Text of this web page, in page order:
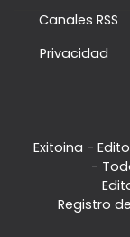
Canales RSS
Privacidad
Exitoina -
-
Registro